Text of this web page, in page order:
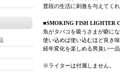
普段の生活に刺激を与えてく
■SMOKING FISH LIGHTER
魚がタバコを吸うさまが癖にな
使い込めば使い込むほど良き
経年変化を楽しめる男臭い一品
※ライターは付属しません。